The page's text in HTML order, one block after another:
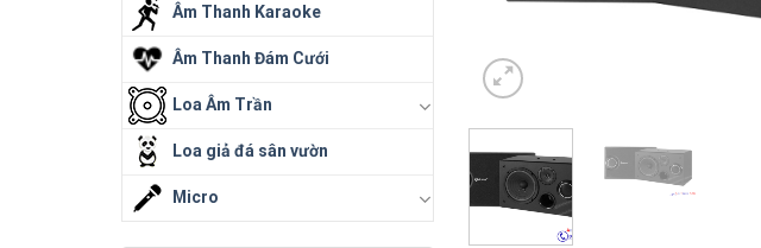
Âm Thanh Karaoke
Âm Thanh Đám Cưới
Loa Âm Trần
Loa giả đá sân vườn
Micro